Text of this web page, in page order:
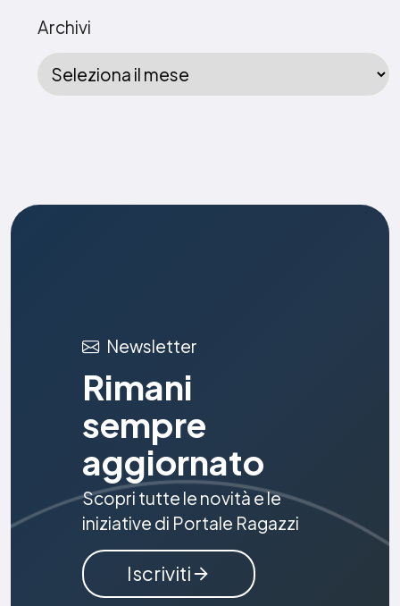
Archivi
Newsletter
Rimani
sempre
aggiornato
Scopri tutte le novità e le
iniziative di Portale Ragazzi
Iscriviti